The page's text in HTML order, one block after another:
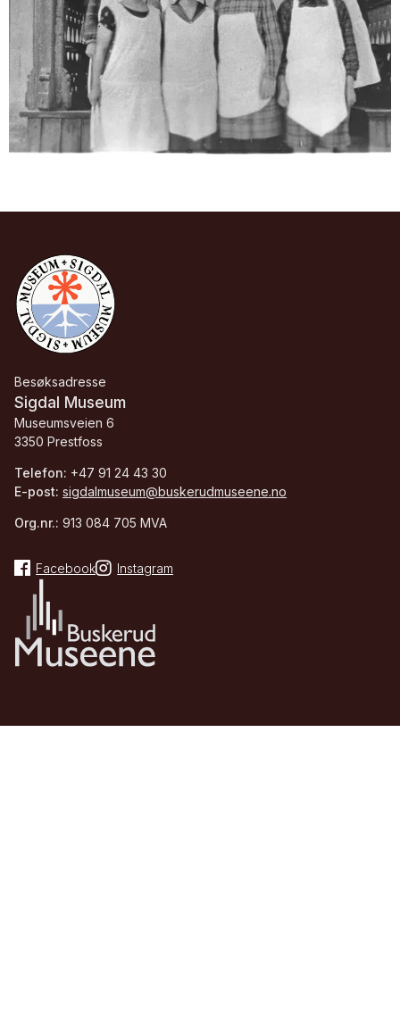
Besøksadresse
Sigdal Museum
Museumsveien 6
3350 Prestfoss
Telefon: +47 91 24 43 30
E-post: sigdalmuseum@buskerudmuseene.no
Org.nr.: 913 084 705 MVA
Facebook Instagram